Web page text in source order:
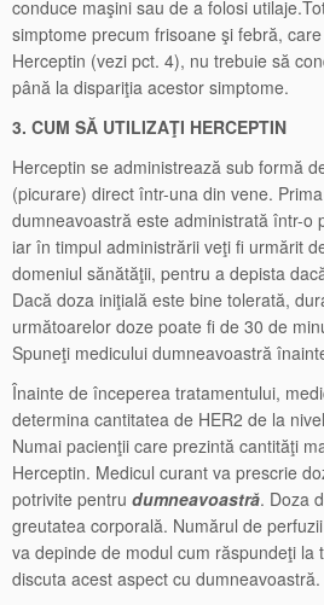
conduce maşini sau de a folosi
simptome precum frisoane şi febră,
Herceptin (vezi pct. 4), nu trebuie să
până la dispariţia acestor simptome.
3. CUM SĂ UTILIZAŢI HERCEPTIN
Herceptin se administrează sub formă
(picurare) direct într-una din vene.
dumneavoastră este administrată într-o
iar în timpul administrării veţi fi urmărit
domeniul sănătăţii, pentru a depista
Dacă doza iniţială este bine tolerată,
următoarelor doze poate fi de 30 de
Spuneţi medicului dumneavoastră
Înainte de începerea tratamentului,
determina cantitatea de HER2 de la
Numai pacienţii care prezintă cantităţi
Herceptin. Medicul curant va prescrie
potrivite pentru dumneavoastră. Doza
greutatea corporală. Numărul de
va depinde de modul cum răspundeţi la
discuta acest aspect cu dumneavoastră.